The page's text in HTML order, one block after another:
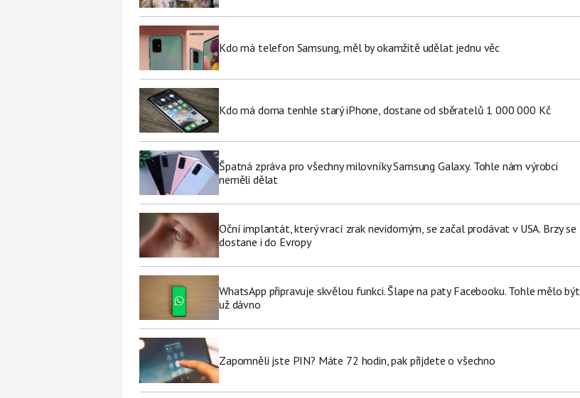
Kdo má telefon Samsung, měl by okamžitě udělat jednu věc
Kdo má doma tenhle starý iPhone, dostane od sběratelů 1 000 000 Kč
Špatná zpráva pro všechny milovníky Samsung Galaxy. Tohle nám výrobci
neměli dělat
Oční implantát, který vrací zrak nevidomým, se začal prodávat v USA. Brzy se
dostane i do Evropy
WhatsApp připravuje skvělou funkci. Šlape na paty Facebooku. Tohle mělo být
už dávno
Zapomněli jste PIN? Máte 72 hodin, pak přijdete o všechno